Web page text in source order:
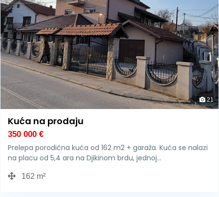
21
Kuća na prodaju
350 000 €
Prelepa porodična kuća od 162 m2 + garaža. Kuća se nalazi
na placu od 5,4 ara na Djikinom brdu, jednoj…
162 m²